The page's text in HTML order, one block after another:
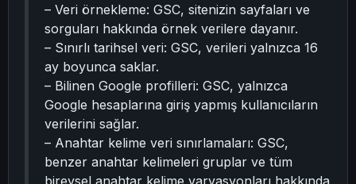
– Veri örnekleme: GSC, sitenizin sayfaları ve
sorguları hakkında örnek verilere dayanır.
– Sınırlı tarihsel veri: GSC, verileri yalnızca 16
ay boyunca saklar.
– Bilinen Google profilleri: GSC, yalnızca
Google hesaplarına giriş yapmış kullanıcıların
verilerini sağlar.
– Anahtar kelime veri sınırlamaları: GSC,
benzer anahtar kelimeleri gruplar ve tüm